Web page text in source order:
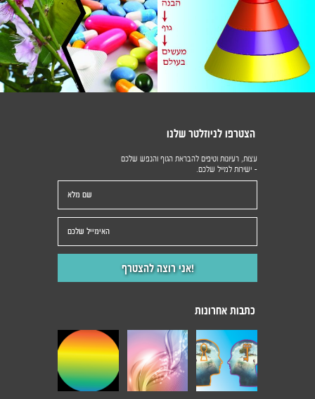
כתבות אחרונות
הצטרפו לניוזלטר שלנו
עצות, רעיונות וטיפים להבראת הגוף והנפש שלכם
- ישירות למייל שלכם.